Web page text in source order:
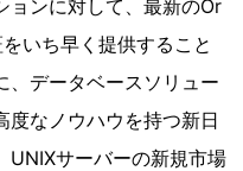
ョンに対して、最新のOr
いち早く提供すること
、データベースソリュー
度なノウハウを持つ新日
UNIXサーバーの新規市場